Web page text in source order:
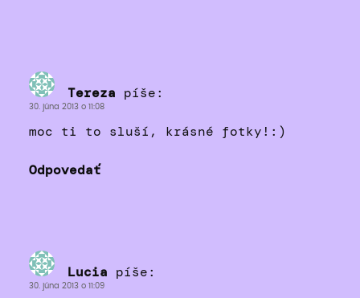
Tereza píše:
30. júna 2013 o 11:08
moc ti to sluší, krásné fotky!:)
Odpovedať
Lucia píše:
30. júna 2013 o 11:09